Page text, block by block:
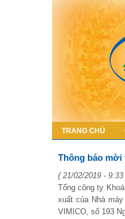
TRANG CHỦ
Thông báo mời
( 21/02/2019 - 9:33
Tổng công ty
xuất của Nhà
VIMICO, số 193